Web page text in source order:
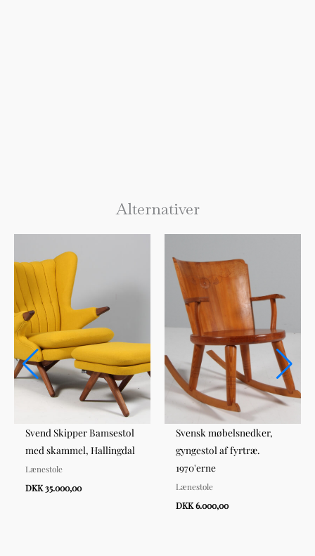
Alternativer
Svend Skipper Bamsestol
med skammel, Hallingdal
Lænestole
DKK 35.000,00
Svensk møbelsnedker,
gyngestol af fyrtræ.
1970'erne
Lænestole
DKK 6.000,00